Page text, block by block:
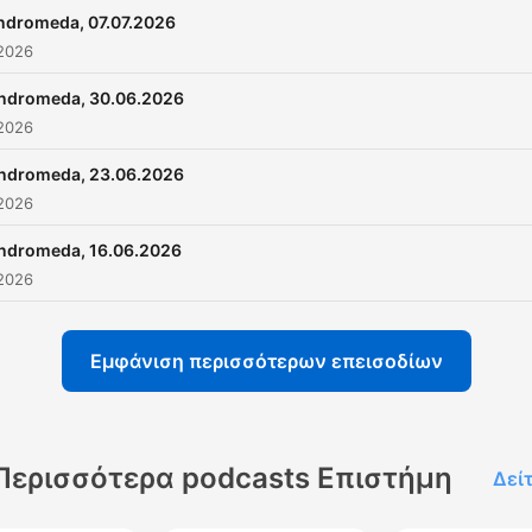
07.07.2026
30.06.2026
23.06.2026
16.06.2026
Εμφάνιση περισσότερων επεισοδίων
podcasts Επιστήμη